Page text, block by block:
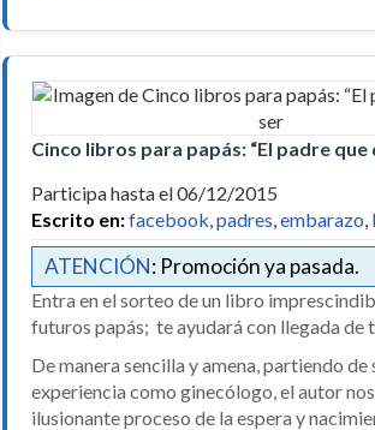
Cinco libros para papás: “El padre
Participa hasta el 06/12/2015
Escrito en:facebook,padres,embarazo,
ATENCIÓN: Promoción ya pasada.
Entra en el sorteo de un libro
futuros papás; te ayudará con llegada de
De manera sencilla y amena, partiendo de
experiencia como ginecólogo, el autor
ilusionante proceso de la espera y